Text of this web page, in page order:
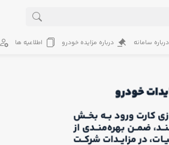
درباره سامانه درباره مزایده خودرو اطلاعیه ها